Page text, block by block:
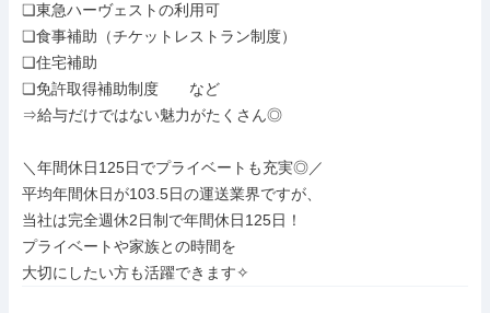
❏東急ハーヴェストの利用可
❏食事補助（チケットレストラン制度）
❏住宅補助
❏免許取得補助制度　　など
⇒給与だけではない魅力がたくさん◎
＼年間休日125日でプライベートも充実◎／
平均年間休日が103.5日の運送業界ですが、
当社は完全週休2日制で年間休日125日！
プライベートや家族との時間を
大切にしたい方も活躍できます✧